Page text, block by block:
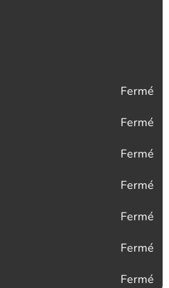
Fermé
Fermé
Fermé
Fermé
Fermé
Fermé
Fermé